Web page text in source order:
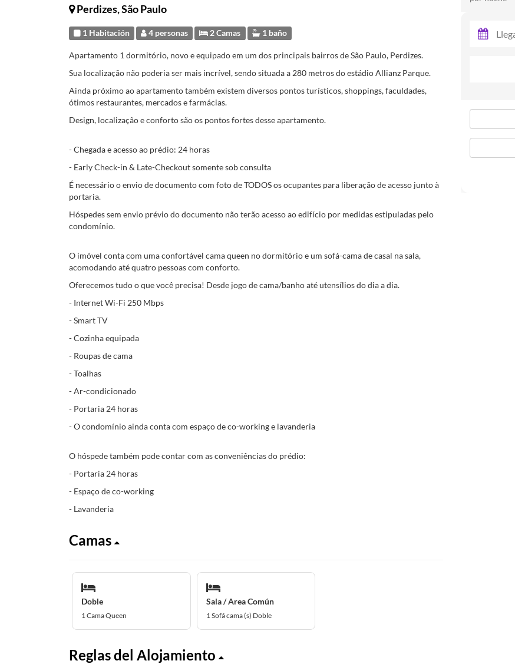
Perdizes, São Paulo
1 Habitación 4 personas 2 Camas 1 baño
Apartamento 1 dormitório, novo e equipado em um dos principais bairros de São Paulo, Perdizes.
Sua localização não poderia ser mais incrível, sendo situada a 280 metros do estádio Allianz Parque.
Ainda próximo ao apartamento também existem diversos pontos turísticos, shoppings, faculdades,
ótimos restaurantes, mercados e farmácias.
Design, localização e conforto são os pontos fortes desse apartamento.
- Chegada e acesso ao prédio: 24 horas
- Early Check-in & Late-Checkout somente sob consulta
É necessário o envio de documento com foto de TODOS os ocupantes para liberação de acesso junto à
portaria.
Hóspedes sem envio prévio do documento não terão acesso ao edifício por medidas estipuladas pelo
condomínio.
O imóvel conta com uma confortável cama queen no dormitório e um sofá-cama de casal na sala,
acomodando até quatro pessoas com conforto.
Oferecemos tudo o que você precisa! Desde jogo de cama/banho até utensílios do dia a dia.
- Internet Wi-Fi 250 Mbps
- Smart TV
- Cozinha equipada
- Roupas de cama
- Toalhas
- Ar-condicionado
- Portaria 24 horas
- O condomínio ainda conta com espaço de co-working e lavanderia
O hóspede também pode contar com as conveniências do prédio:
- Portaria 24 horas
- Espaço de co-working
- Lavanderia
Camas
Doble
1 Cama Queen
Sala / Area Común
1 Sofá cama (s) Doble
Reglas del Alojamiento